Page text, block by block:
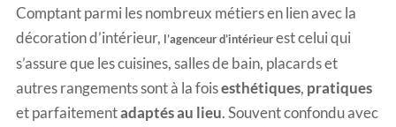
Comptant parmi les nombreux métiers en lien avec la
décoration d’intérieur, l’agenceur d’intérieurest celui qui
s’assure que les cuisines, salles de bain, placards et
autres rangements sont à la foisesthétiques, pratiques
et parfaitementadaptés au lieu . Souvent confondu avec